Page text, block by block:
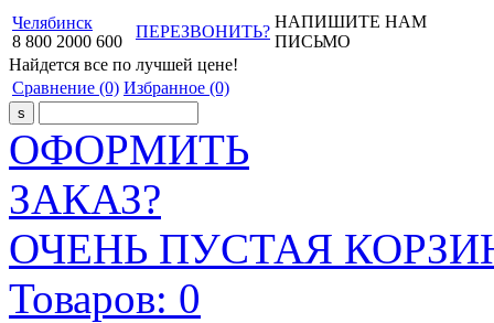
Челябинск
8 800 2000 600
ПЕРЕЗВОНИТЬ?
НАПИШИТЕ НАМ
ПИСЬМО
Найдется все по лучшей цене!
Сравнение (0) Избранное (0)
ОФОРМИТЬ
ЗАКАЗ?
ОЧЕНЬ ПУСТАЯ
Товаров: 0